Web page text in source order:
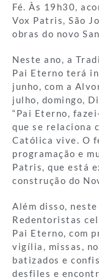
Fé. Às 19h30,
Vox Patris, São
obras do novo
Neste ano, a
Pai Eterno terá
junho, com a
julho, domingo,
“Pai Eterno,
que se relaciona
Católica vive. O
programação e
Patris, que está
construção do
Além disso,
Redentoristas
Pai Eterno, com
vigília, missas,
batizados e
desfiles e